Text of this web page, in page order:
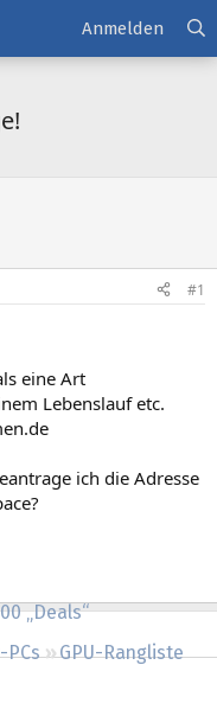
„Deals“
PCs
GPU-Rangliste
Anmelden
#1
eine Art
Lebenslauf etc.
ich die Adresse